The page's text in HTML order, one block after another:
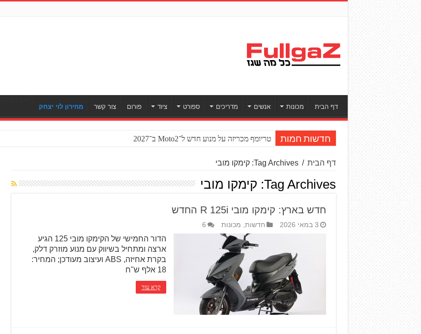
דף הבית מכונות אנשים מדריכים ספורט ציוד פורום צור קשר מחירון לוי יצחק
חדשות חמות טריומף מכריזה על מנוע חדש ל־Moto2 ב־2027
דף הבית / Tag Archives: קימקו מובי
Tag Archives: קימקו מובי
חדש בארץ: קימקו מובי R 125i החדש
3 במאי 2026 חדשות, מכונות 6
הדור החמישי של הקימקו מובי 125 הגיע
ארצה ומתחיל בשיווק עם מנוע מוזרק דלק,
בקרת אחיזה, ABS ועיצוב מעודכן; המחיר:
18 אלף ש"ח
קרא עוד